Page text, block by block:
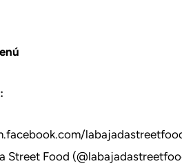
Street Food